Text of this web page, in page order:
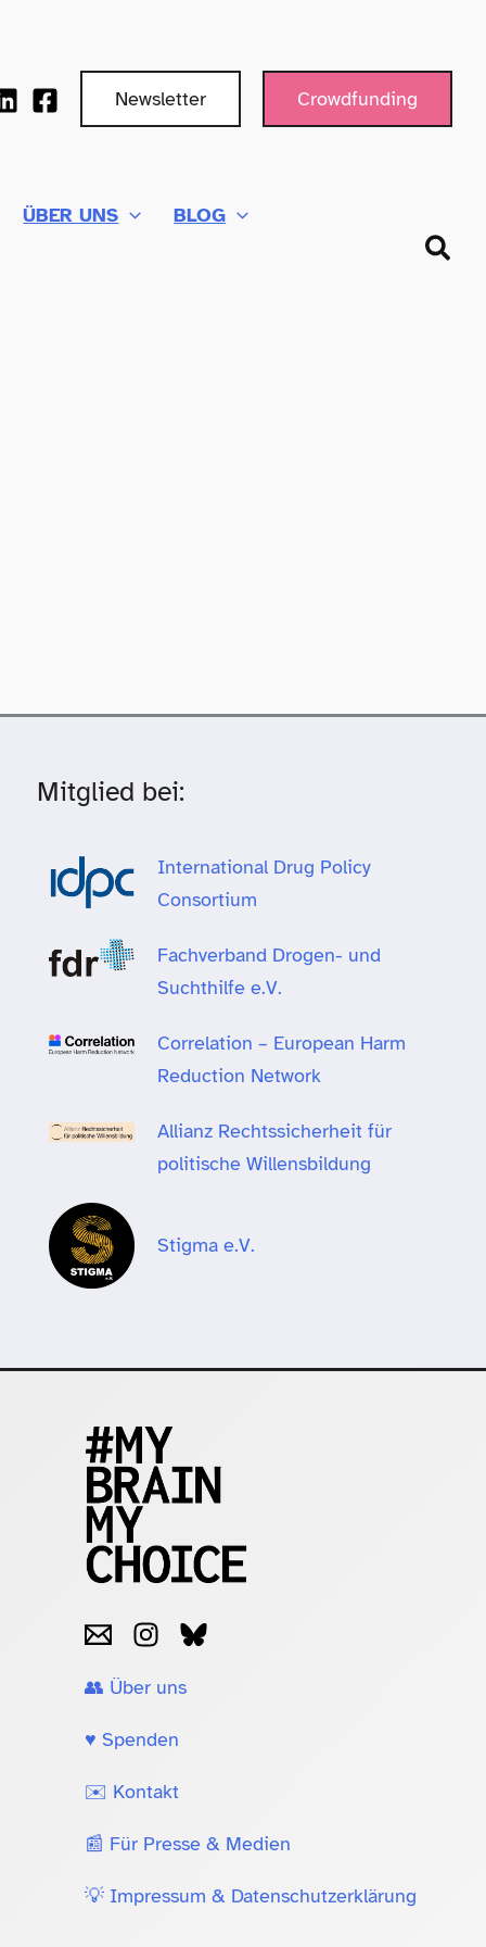
Newsletter Crowdfunding
ÜBER UNS BLOG
Mitglied bei:
International Drug Policy
Consortium
Fachverband Drogen- und
Suchthilfe e.V.
Correlation – European Harm
Reduction Network
Allianz Rechtssicherheit für
politische Willensbildung
Stigma e.V.
👥 Über uns
♥️ Spenden
✉️ Kontakt
📰 Für Presse & Medien
💡 Impressum & Datenschutzerklärung